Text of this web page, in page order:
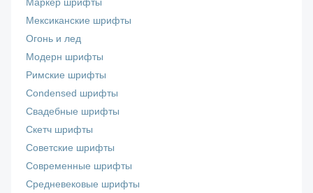
Маркер шрифты
Мексиканские шрифты
Огонь и лед
Модерн шрифты
Римские шрифты
Сondensed шрифты
Свадебные шрифты
Скетч шрифты
Советские шрифты
Современные шрифты
Средневековые шрифты